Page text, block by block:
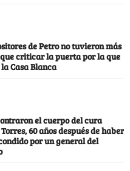
de Petro no tuvieron más
criticar la puerta por la que
Casa Blanca
el cuerpo del cura
60 años después de haber
por un general del